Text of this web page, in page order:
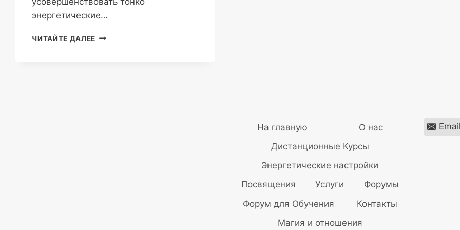
энергетические…
ЧИТАЙТЕ ДАЛЕЕ ПЕРЕДАЧА
На главную
О нас
Дистанционные Курсы
Энергетические настройки
Посвящения
Услуги
Форумы
Форум для Обучения
Контакты
Магия и отношения